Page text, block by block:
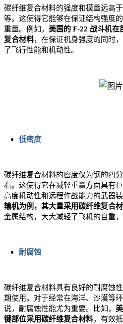
碳纤维复合材料的强度和模量远高
等。这使得它能够在保证结构强度
重量。例如， 美国的 F-22 战斗机在
复合材料，在保证机身强度的同时
了飞行性能和机动性。
低密度
碳纤维复合材料的密度仅为钢的四
右。这使得它在减轻重量方面具有
高度机动性和远程作战能力的武器
输机为例，其大量采用碳纤维复合
金属结构，大大减轻了飞机的自重
耐腐蚀
碳纤维复合材料具有良好的耐腐蚀
期使用。对于经常在海洋、沙漠等
说，耐腐蚀性能尤为重要。比如，
键部位采用碳纤维复合材料，有效